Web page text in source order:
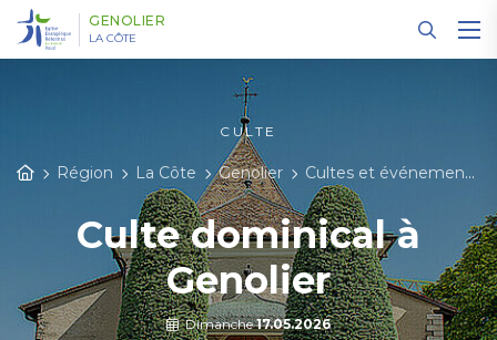
GENOLIER
LA CÔTE
CULTE
Région La Côte Genolier Cultes et événements
Culte dominical à
Genolier
Dimanche17.05.2026
Panneau de gestion des cookies